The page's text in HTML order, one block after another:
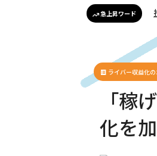
急上昇ワード
ライバー収益化
「稼
化を